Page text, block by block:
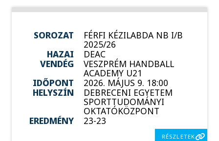
SOROZAT FÉRFI KÉZILABDA NB I/B
2025/26
HAZAI
DEAC
VENDÉG
VESZPRÉM HANDBALL
ACADEMY U21
IDŐPONT
2026. MÁJUS 9. 18:00
HELYSZÍN
DEBRECENI EGYETEM
SPORTTUDOMÁNYI
OKTATÓKÖZPONT
EREDMÉNY
23-23
RÉSZLETEK